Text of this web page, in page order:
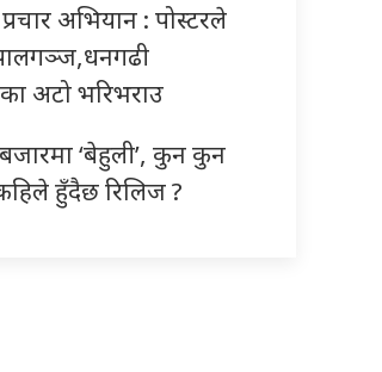
अभियान : पोस्टरले
अटो भरिभराउ
‘बेहुली’, कुन कुन
हुँदैछ रिलिज ?